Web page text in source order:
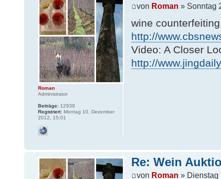
von Roman » Sonntag
wine
http://
Video: A Closer
http://
Roman
Administrator
Beiträge: 12939
Registriert: Montag 10. Dezember
2012, 15:01
Re: Wein
von Roman » Dienstag